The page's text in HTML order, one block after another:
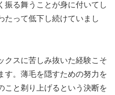
振る舞うことが身に付いてし
たって低下し続けていまし
クスに苦しみ抜いた経験こそ
す。薄毛を隠すための努力を
こと剃り上げるという決断を